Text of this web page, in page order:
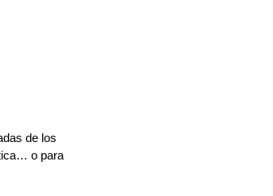
de los
o para